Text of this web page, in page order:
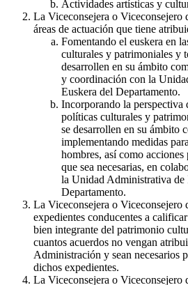
Actividades artísticas y
La Viceconsejera o Viceconsejero
áreas de actuación que tiene
Fomentando el euskera en
culturales y patrimoniales y
desarrollen en su ámbito
y coordinación con la
Euskera del Departamento.
Incorporando la perspectiva
políticas culturales y
se desarrollen en su ámbito
implementando medidas
hombres, así como acciones
que sea necesarias, en
la Unidad Administrativa de
Departamento.
La Viceconsejera o Viceconsejero
expedientes conducentes a
bien integrante del patrimonio
cuantos acuerdos no vengan
Administración y sean necesarios
dichos expedientes.
La Viceconsejera o Viceconsejero